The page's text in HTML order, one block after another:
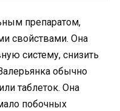
препаратом,
свойствами. Она
систему, снизить
обычно
таблеток. Она
побочных